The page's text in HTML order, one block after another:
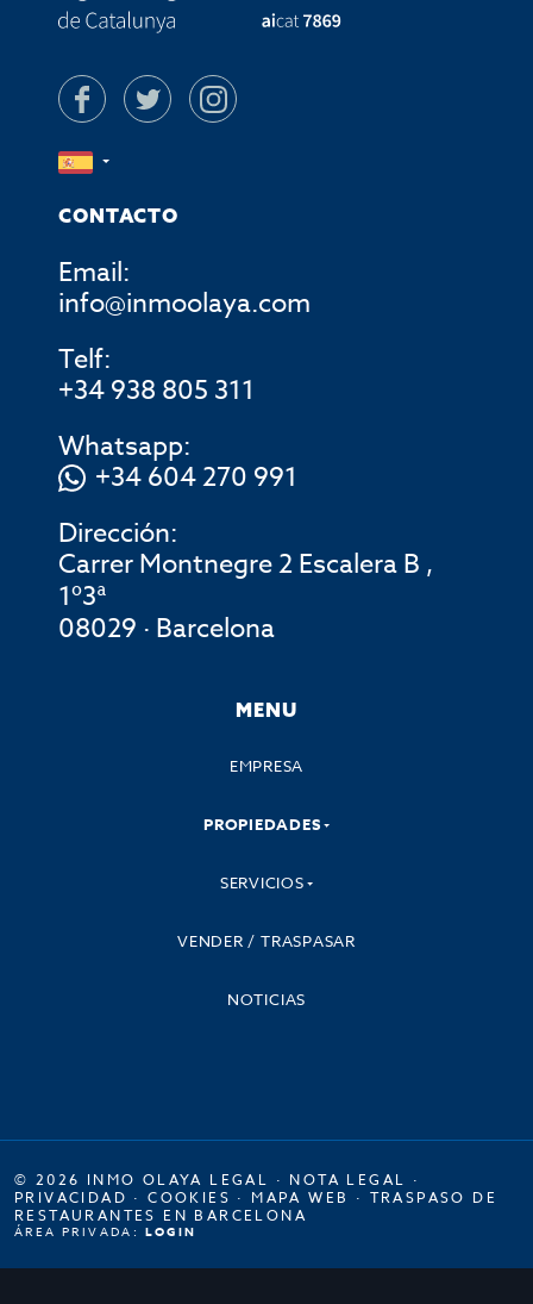
CONTACTO
Email:
info@inmoolaya.com
Telf:
+34 938 805 311
Whatsapp:
+34 604 270 991
Dirección:
Carrer Montnegre 2 Escalera B ,
1º3ª
08029 · Barcelona
MENU
EMPRESA
PROPIEDADES
SERVICIOS
VENDER / TRASPASAR
NOTICIAS
© 2026 INMO OLAYA LEGAL · NOTA LEGAL ·
PRIVACIDAD ·COOKIES · MAPA WEB · TRASPASO DE
RESTAURANTES EN BARCELONA
ÁREA PRIVADA: LOGIN